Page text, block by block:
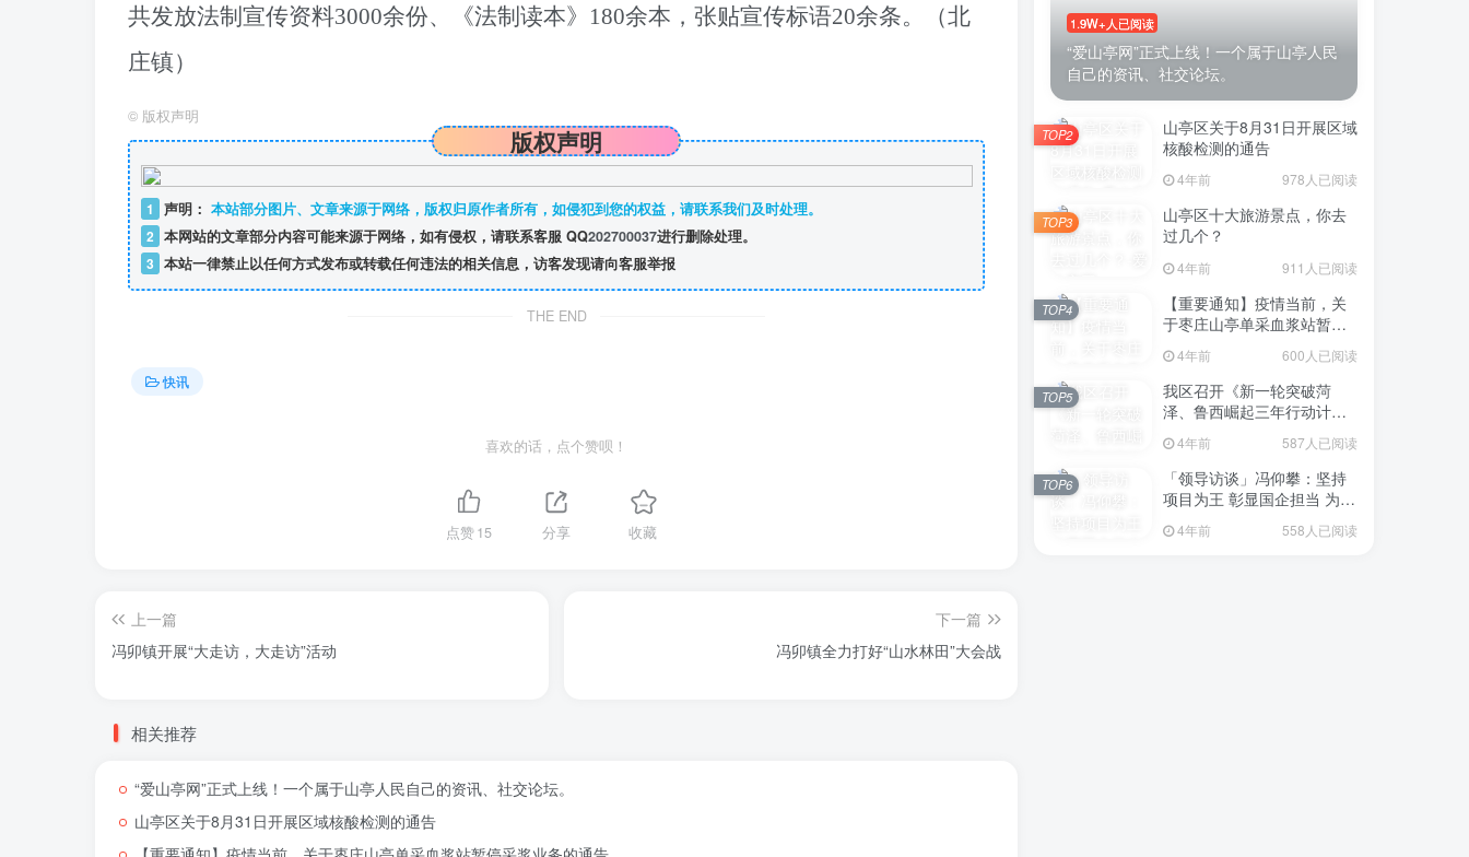
共发放法制宣传资料3000余份、《法制读本》180余本，张贴宣传标语20余条。（北
庄镇）
© 版权声明
版权声明
1 声明： 本站部分图片、文章来源于网络，版权归原作者所有，如侵犯到您的权益，请联系我们及时处理。
2 本网站的文章部分内容可能来源于网络，如有侵权，请联系客服 QQ202700037进行删除处理。
3 本站一律禁止以任何方式发布或转载任何违法的相关信息，访客发现请向客服举报
THE END
快讯
喜欢的话，点个赞呗！
点赞15 分享 收藏
上一篇
冯卯镇开展“大走访，大走访”活动
下一篇
冯卯镇全力打好“山水林田”大会战
相关推荐
“爱山亭网”正式上线！一个属于山亭人民自己的资讯、社交论坛。
山亭区关于8月31日开展区域核酸检测的通告
1.9W+人已阅读
“爱山亭网”正式上线！一个属于山亭人民
自己的资讯、社交论坛。
山亭区关于8月31日开展区域
核酸检测的通告
4年前 978人已阅读
TOP2
山亭区十大旅游景点，你去
过几个？
4年前 911人已阅读
TOP3
【重要通知】疫情当前，关
于枣庄山亭单采血浆站暂停
4年前 600人已阅读
TOP4
我区召开《新一轮突破菏
泽、鲁西崛起三年行动计划
意见稿）政策分析研判会议
4年前 587人已阅读
TOP5
「领导访谈」冯仰攀：坚持
项目为王 彰显国企担当 为全
点项目建设贡献“交发力量”
4年前 558人已阅读
TOP6